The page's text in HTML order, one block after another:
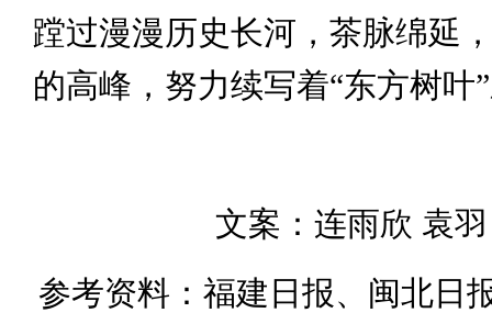
蹚过漫漫历史长河，茶脉绵延
的高峰，努力续写着“东方树叶
文案：连雨欣 袁羽
参考资料：福建日报、闽北日